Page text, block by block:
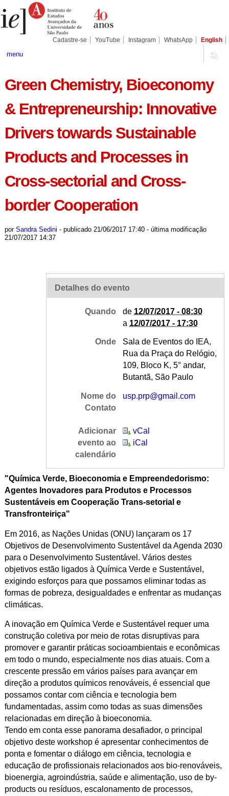
para
conteúdo.
Pessoais
Cadastre-se YouTube Instagram WhatsApp English
menu
Green Chemistry, Bioeconomy
& Entrepreneurship: Innovative
Drivers towards Sustainable
Products and Processes in
Cross-sectorial and Cross-
border Cooperation
por Sandra Sedini - publicado21/06/2017 17:40 - última modificação
21/07/2017 14:37
Detalhes do evento
Quando de 12/07/2017 - 08:30
a 12/07/2017 - 17:30
Onde
Sala de Eventos do IEA,
Rua da Praça do Relógio,
109, Bloco K, 5° andar,
Butantã, São Paulo
Nome do
Contato
usp.prp@gmail.com
Adicionar
evento ao
calendário
vCal
iCal
"Química Verde, Bioeconomia e Empreendedorismo:
Agentes Inovadores para Produtos e Processos
Sustentáveis em Cooperação Trans-setorial e
Transfronteiriça"
Em 2016, as Nações Unidas (ONU) lançaram os 17
Objetivos de Desenvolvimento Sustentável da Agenda 2030
para o Desenvolvimento Sustentável. Vários destes
objetivos estão ligados à Química Verde e Sustentável,
exigindo esforços para que possamos eliminar todas as
formas de pobreza, desigualdades e enfrentar as mudanças
climáticas.
A inovação em Química Verde e Sustentável requer uma
construção coletiva por meio de rotas disruptivas para
promover e garantir práticas socioambientais e econômicas
em todo o mundo, especialmente nos dias atuais. Com a
crescente pressão em vários países para avançar em
direção a produtos químicos renováveis, é essencial que
possamos contar com ciência e tecnologia bem
fundamentadas, assim como todas as suas dimensões
relacionadas em direção à bioeconomia.
Tendo em conta esse panorama desafiador, o principal
objetivo deste workshop é apresentar conhecimentos de
ponta e fomentar o diálogo em ciência, tecnologia e
educação de profissionais relacionados aos bio-renováveis,
bioenergia, agroindústria, saúde e alimentação, uso de by-
products ou resíduos, escalonamento de processos,